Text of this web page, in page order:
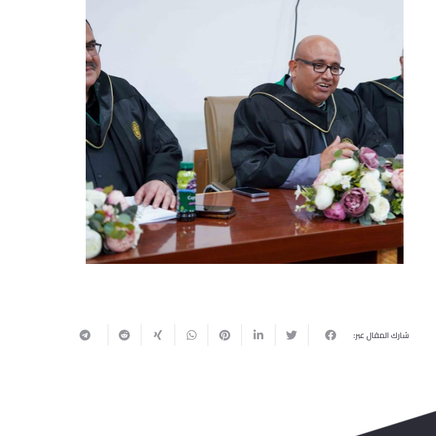
شارك المقال عبر: